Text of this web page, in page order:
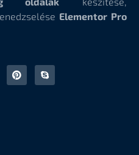
Elementor Pro